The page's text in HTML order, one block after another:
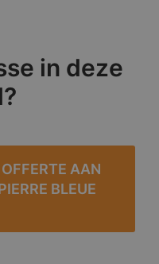
in deze
AAN
BLEUE